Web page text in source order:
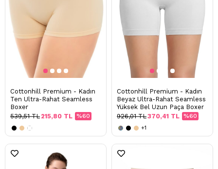
Cottonhill Premium - Kadın
Ten Ultra-Rahat Seamless
Boxer
%60
215,80 TL
539,51 TL
Cottonhill Premium - Kadın
Beyaz Ultra-Rahat Seamless
Yüksek Bel Uzun Paça Boxer
%60
370,41 TL
926,01 TL
+1